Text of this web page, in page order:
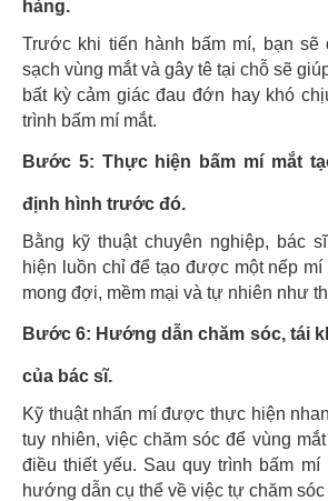
hàng.
Trước khi tiến hành bấm mí, bạn sẽ
sạch vùng mắt và gây tê tại chỗ sẽ
bất kỳ cảm giác đau đớn hay khó
trình bấm mí mắt.
Bước 5: Thực hiện bấm mí mắt
định hình trước đó.
Bằng kỹ thuật chuyên nghiệp, bác
hiện luồn chỉ để tạo được một nếp
mong đợi, mềm mại và tự nhiên như
Bước 6: Hướng dẫn chăm sóc, tái
của bác sĩ.
Kỹ thuật nhấn mí được thực hiện
tuy nhiên, việc chăm sóc để vùng
điều thiết yếu. Sau quy trình bấm mí
hướng dẫn cụ thể về việc tự chăm sóc